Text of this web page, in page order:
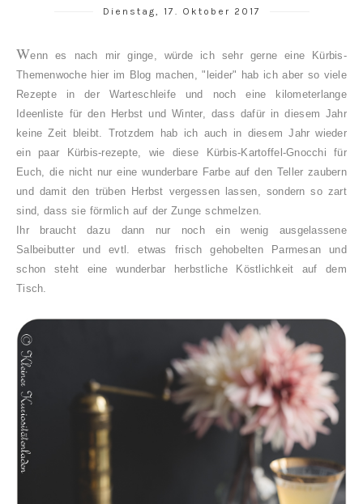
Dienstag, 17. Oktober 2017
Wennes nach mir ginge, würde ich sehr gerne eine Kürbis-
Themenwoche hier im Blog machen, "leider" hab ich aber so viele
Rezepte in der Warteschleife und noch eine kilometerlange
Ideenliste für den Herbst und Winter, dass dafür in diesem Jahr
keine Zeit bleibt. Trotzdem hab ich auch in diesem Jahr wieder
ein paar Kürbis-rezepte, wie diese Kürbis-Kartoffel-Gnocchi für
Euch, die nicht nur eine wunderbare Farbe auf den Teller zaubern
und damit den trüben Herbst vergessen lassen, sondern so zart
sind, dass sie förmlich auf der Zunge schmelzen.
Ihr braucht dazu dann nur noch ein wenig ausgelassene
Salbeibutter und evtl. etwas frisch gehobelten Parmesan und
schon steht eine wunderbar herbstliche Köstlichkeit auf dem
Tisch.